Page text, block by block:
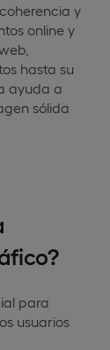
y
online y
hasta su
ayuda a
sólida
para
usuarios